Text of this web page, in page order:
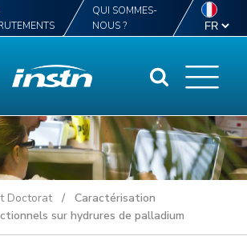
QUI SOMMES-
NOUS ?
Doctorat/ Caractérisation
sur hydrures de palladium